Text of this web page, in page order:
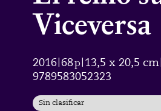
Viceversa
2016 68p 13,5 x 20,5 cm
9789583052323
Sin clasificar